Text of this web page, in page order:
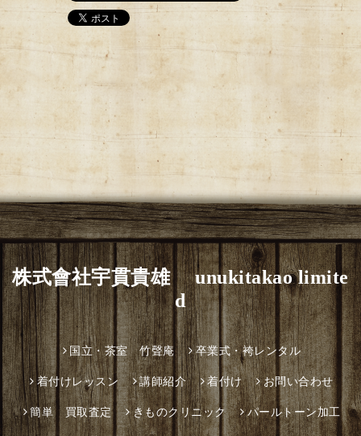
株式會社宇貫貴雄 unukitakao limite
d
国立・茶室 竹聲庵 卒業式・袴レンタル
着付けレッスン 講師紹介 着付け お問い合わせ
簡単 買取査定 きものクリニック パールトーン加工